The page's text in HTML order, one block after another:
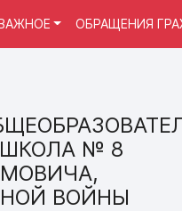
ШКОЛА № 8
ВОЙНЫ
ОБРАЩЕНИЯ